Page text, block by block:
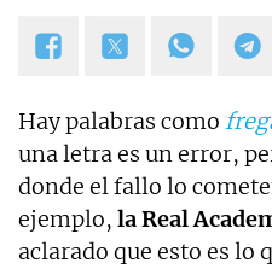
Hay palabras como
una letra es un error,
donde el fallo lo
ejemplo, la Real
aclarado que esto es lo